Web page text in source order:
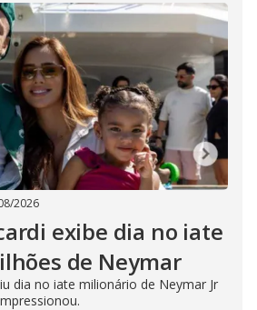
2026
exibe dia no iate
de Neymar
dia no iate milionário de Neymar Jr